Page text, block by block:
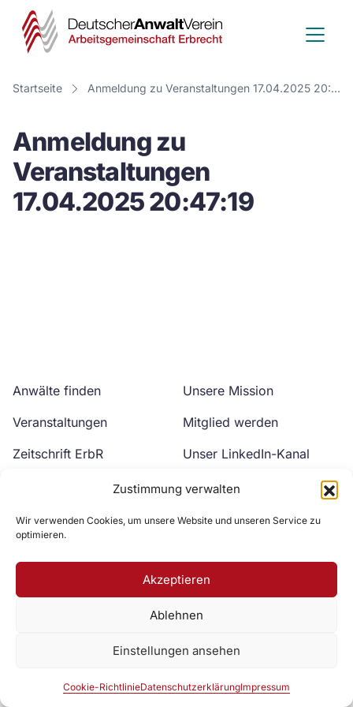
Zustimmung verwalten
Wir verwenden Cookies, um unsere Website und unseren Service zu
optimieren.
Akzeptieren
Ablehnen
Einstellungen ansehen
Cookie-RichtlinieDatenschutzerklärungImpressum
Deutscher
Anwalt
Verein
Startseite Anmeldung zu Veranstaltungen 17.04.2025 20:47:19
Anmeldung zu
Veranstaltungen
17.04.2025 20:47:19
Anwälte finden
Veranstaltungen
Zeitschrift ErbR
Unsere Mission
Mitglied werden
Unser LinkedIn-Kanal
Unser YouTube-Kanal
Zur DAV Webseite